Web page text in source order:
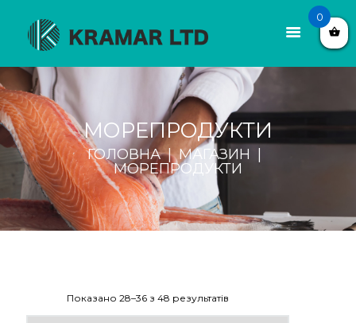
МОРЕПРОДУКТИ
ГОЛОВНА
МАГАЗИН
МОРЕПРОДУКТИ
Показано 28–36 з 48 результатів
0